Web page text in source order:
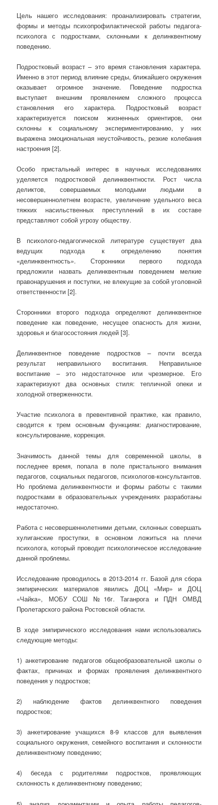
Цель нашего исследования: проанализировать стратегии,
формы и методы психопрофилактической работы педагога-
психолога с подростками, склонными к делинквентному
поведению.
Подростковый возраст – это время становления характера.
Именно в этот период влияние среды, ближайшего окружения
оказывает огромное значение. Поведение подростка
выступает внешним проявлением сложного процесса
становления его характера. Подростковый возраст
характеризуется поиском жизненных ориентиров, они
склонны к социальному экспериментированию, у них
выражена эмоциональная неустойчивость, резкие колебания
настроения [2].
Особо пристальный интерес в научных исследованиях
уделяется подростковой делинквентности. Рост числа
деликтов, совершаемых молодыми людьми в
несовершеннолетнем возрасте, увеличение удельного веса
тяжких насильственных преступлений в их составе
представляют собой угрозу обществу.
В психолого-педагогической литературе существует два
ведущих подхода к определению понятия
«делинквентность». Сторонники первого подхода
предложили назвать делинквентным поведением мелкие
правонарушения и поступки, не влекущие за собой уголовной
ответственности [2].
Сторонники второго подхода определяют делинквентное
поведение как поведение, несущее опасность для жизни,
здоровья и благосостояния людей [3].
Делинквентное поведение подростков – почти всегда
результат неправильного воспитания. Неправильное
воспитание – это недостаточное или чрезмерное. Его
характеризуют два основных стиля: тепличной опеки и
холодной отверженности.
Участие психолога в превентивной практике, как правило,
сводится к трем основным функциям: диагностирование,
консультирование, коррекция.
Значимость данной темы для современной школы, в
последнее время, попала в поле пристального внимания
педагогов, социальных педагогов, психологов-консультантов.
Но проблема делинквентности и формы работы с такими
подростками в образовательных учреждениях разработаны
недостаточно.
Работа с несовершеннолетними детьми, склонных совершать
хулиганские проступки, в основном ложиться на плечи
психолога, который проводит психологическое исследование
данной проблемы.
Исследование проводилось в 2013-2014 гг. Базой для сбора
эмпирических материалов явились ДОЦ «Мир» и ДОЦ
«Чайка», МОБУ СОШ №16г. Таганрога и ПДН ОМВД
Пролетарского района Ростовской области.
В ходе эмпирического исследования нами использовались
следующие методы:
1) анкетирование педагогов общеобразовательной школы о
фактах, причинах и формах проявления делинквентного
поведения у подростков;
2) наблюдение фактов делинквентного поведения
подростков;
3) анкетирование учащихся 8-9 классов для выявления
социального окружения, семейного воспитания и склонности
делинквентному поведению;
4) беседа с родителями подростков, проявляющих
склонность к делинквентному поведению;